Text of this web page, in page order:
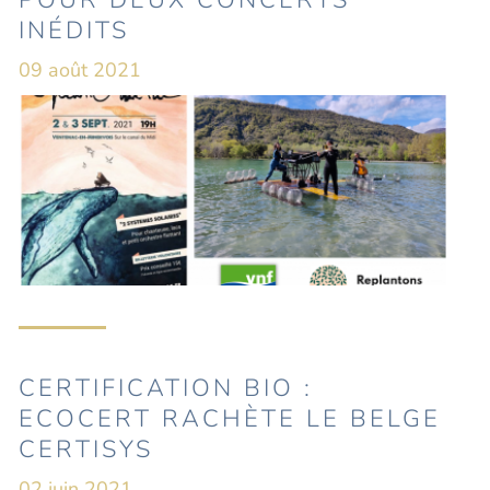
INÉDITS
09 août 2021
CERTIFICATION BIO :
ECOCERT RACHÈTE LE BELGE
CERTISYS